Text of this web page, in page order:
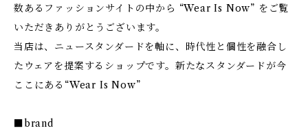
数あるファッションサイトの中から “Wear Is Now” をご覧
いただきありがとうございます。
当店は、ニュースタンダードを軸に、時代性と個性を融合し
たウェアを提案するショップです。新たなスタンダードが今
ここにある“Wear Is Now”
■brand